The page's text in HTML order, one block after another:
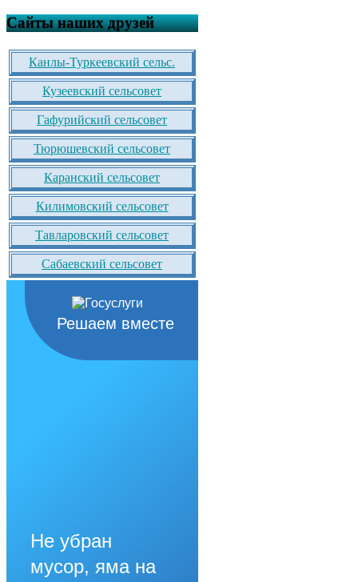
Сайты наших друзей
Канлы-Туркеевский сельс.
Кузеевский сельсовет
Гафурийский сельсовет
Тюрюшевский сельсовет
Каранский сельсовет
Килимовский сельсовет
Тавларовский сельсовет
Сабаевский сельсовет
Решаем вместе
Не убран
мусор, яма на